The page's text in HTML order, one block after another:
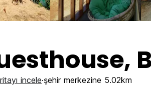
incele şehir merkezine 5.02km